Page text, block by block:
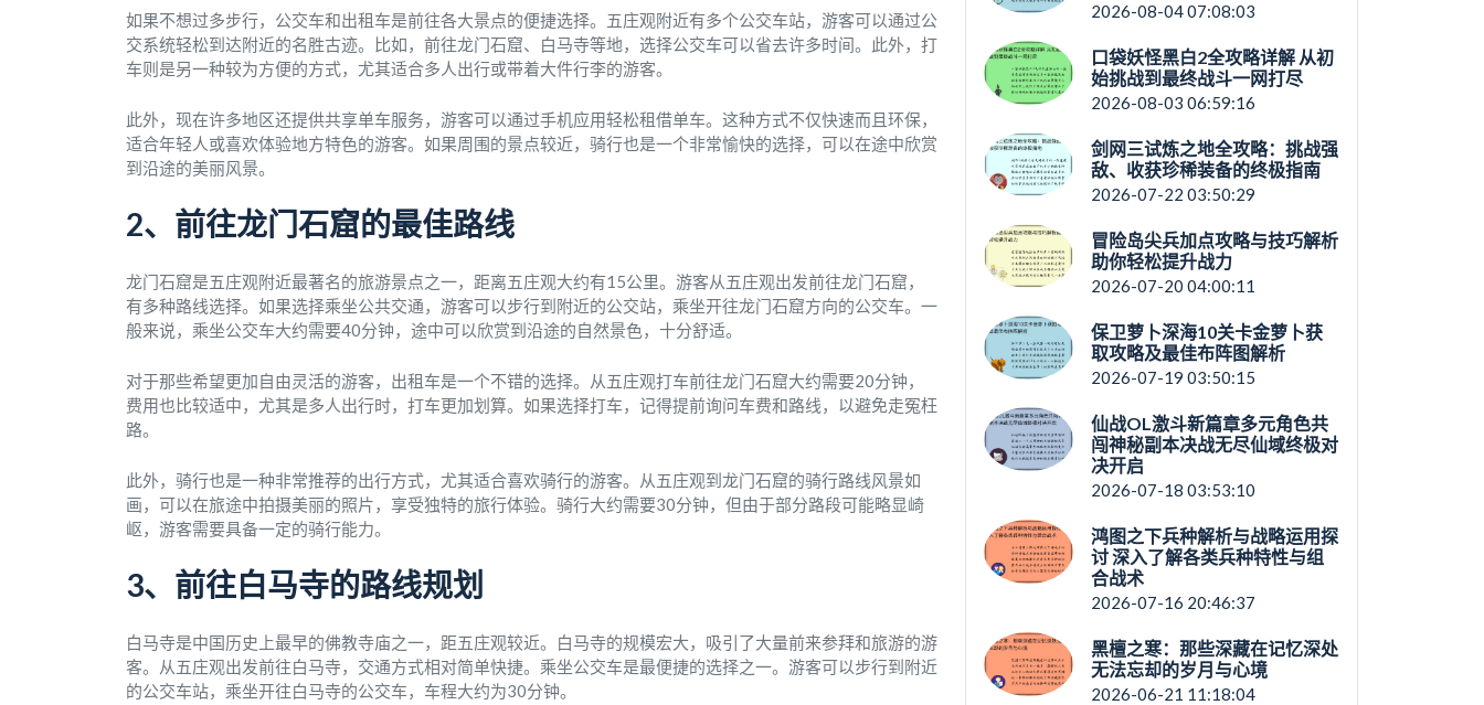
如果不想过多步行，公交车和出租车是前往各大景点的便捷选择。五庄观附近有多个公交车站，游客可以通过公
交系统轻松到达附近的名胜古迹。比如，前往龙门石窟、白马寺等地，选择公交车可以省去许多时间。此外，打
车则是另一种较为方便的方式，尤其适合多人出行或带着大件行李的游客。
此外，现在许多地区还提供共享单车服务，游客可以通过手机应用轻松租借单车。这种方式不仅快速而且环保，
适合年轻人或喜欢体验地方特色的游客。如果周围的景点较近，骑行也是一个非常愉快的选择，可以在途中欣赏
到沿途的美丽风景。
2、前往龙门石窟的最佳路线
龙门石窟是五庄观附近最著名的旅游景点之一，距离五庄观大约有15公里。游客从五庄观出发前往龙门石窟，
有多种路线选择。如果选择乘坐公共交通，游客可以步行到附近的公交站，乘坐开往龙门石窟方向的公交车。一
般来说，乘坐公交车大约需要40分钟，途中可以欣赏到沿途的自然景色，十分舒适。
对于那些希望更加自由灵活的游客，出租车是一个不错的选择。从五庄观打车前往龙门石窟大约需要20分钟，
费用也比较适中，尤其是多人出行时，打车更加划算。如果选择打车，记得提前询问车费和路线，以避免走冤枉
路。
此外，骑行也是一种非常推荐的出行方式，尤其适合喜欢骑行的游客。从五庄观到龙门石窟的骑行路线风景如
画，可以在旅途中拍摄美丽的照片，享受独特的旅行体验。骑行大约需要30分钟，但由于部分路段可能略显崎
岖，游客需要具备一定的骑行能力。
3、前往白马寺的路线规划
白马寺是中国历史上最早的佛教寺庙之一，距五庄观较近。白马寺的规模宏大，吸引了大量前来参拜和旅游的游
客。从五庄观出发前往白马寺，交通方式相对简单快捷。乘坐公交车是最便捷的选择之一。游客可以步行到附近
的公交车站，乘坐开往白马寺的公交车，车程大约为30分钟。
2026-08-04 07:08:03
口袋妖怪黑白2全攻略详解 从初
始挑战到最终战斗一网打尽
2026-08-03 06:59:16
剑网三试炼之地全攻略：挑战强
敌、收获珍稀装备的终极指南
2026-07-22 03:50:29
冒险岛尖兵加点攻略与技巧解析
助你轻松提升战力
2026-07-20 04:00:11
保卫萝卜深海10关卡金萝卜获
取攻略及最佳布阵图解析
2026-07-19 03:50:15
仙战OL激斗新篇章多元角色共
闯神秘副本决战无尽仙域终极对
决开启
2026-07-18 03:53:10
鸿图之下兵种解析与战略运用探
讨 深入了解各类兵种特性与组
合战术
2026-07-16 20:46:37
黑檀之寒：那些深藏在记忆深处
无法忘却的岁月与心境
2026-06-21 11:18:04